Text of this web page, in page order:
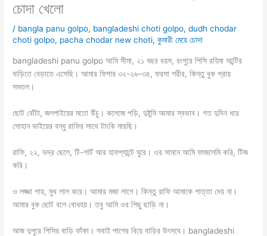
চোদা খেলো
/ bangla panu golpo, bangladeshi choti golpo,dudh chodar
choti golpo, pacha chodar new choti,কুমারী মেয়ে চোদা
bangladeshi panu golpo আমি সীমা, ২১ বছর বয়স, রংপুরে পিসি রহিমা আন্টির
বাড়িতে বেড়াতে এসেছি। আমার ফিগার ৩২-২৬-৩৪, ফরসা শরীর, কিন্তু বুক প্রায়
সমতল।
ছোট বোঁটা, জলপাইয়ের মতো উঁচু। কলেজে পড়ি, দুষ্টুমি আমার স্বভাব। গত দুদিন ধরে
সোহান ভাইয়ের বন্ধু রাফির সাথে টাংকি মারছি।
রাফি, ২২, ভদ্র ছেলে, টি-শার্ট আর হাফপ্যান্টে ঘুরে। ওর সামনে আমি ফাজলেমি করি, টিজ
করি।
ও লজ্জা পায়, মুখ লাল করে। আমার মজা লাগে। কিন্তু রাফি আমাকে পাত্তা দেয় না।
আমার বুক ছোট বলে বোধহয়। তবু আমি ওর পিছু ছাড়ি না।
আজ দুপুরে পিসির বাড়ি ফাঁকা। সবাই পাশের বিয়ে বাড়ির উৎসবে। bangladeshi